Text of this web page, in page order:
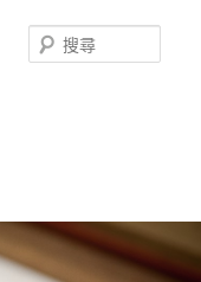
尋